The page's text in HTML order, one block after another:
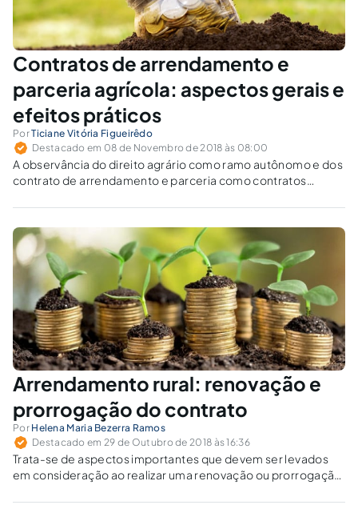
Contratos de arrendamento e
parceria agrícola: aspectos gerais e
efeitos práticos
PorTiciane Vitória Figueirêdo
Destacado em 08 de Novembro de 2018 às 08:00
A observância do direito agrário como ramo autônomo e dos
contrato de arrendamento e parceria como contratos
critica dos efeitos práticos destes instrumentos no mundo
jurídico e fático.
Arrendamento rural: renovação e
prorrogação do contrato
Por Helena Maria Bezerra Ramos
Destacado em 29 de Outubro de 2018 às 16:36
Trata-se de aspectos importantes que devem ser levados
em consideração ao realizar uma renovação ou prorrogação
ajustado por prazo determinado ou indeterminado.